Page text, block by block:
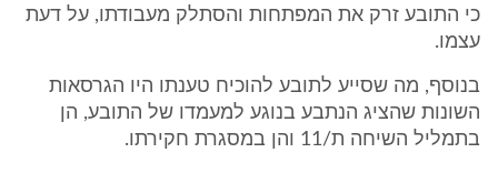
כי התובע זרק את המפתחות והסתלק מעבודתו, על דעת
עצמו.
בנוסף, מה שסייע לתובע להוכיח טענתו היו הגרסאות
השונות שהציג הנתבע בנוגע למעמדו של התובע, הן
בתמליל השיחה ת/11 והן במסגרת חקירתו.